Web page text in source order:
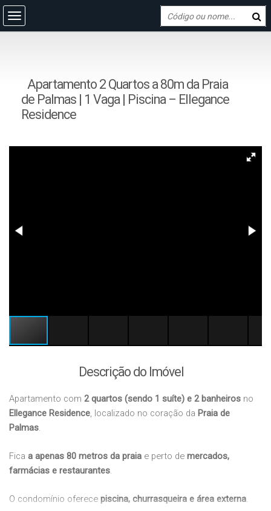
Apartamento 2 Quartos a 80m da Praia
de Palmas | 1 Vaga | Piscina – Ellegance
Residence
Descrição do Imóvel
Apartamento com 2 quartos (sendo 1 suíte) e 2 banheiros no
Ellegance Residence, localizado no coração da Praia de
Palmas.
Fica a apenas 80 metros da praia e perto de mercados,
farmácias e restaurantes.
O condomínio oferece piscina, churrasqueira e área externa.